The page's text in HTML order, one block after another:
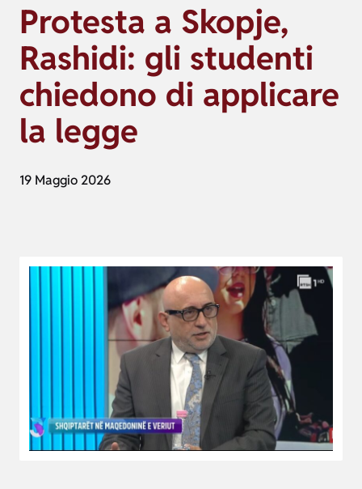
Protesta a Skopje,
Rashidi: gli studenti
chiedono di applicare
la legge
19 Maggio 2026